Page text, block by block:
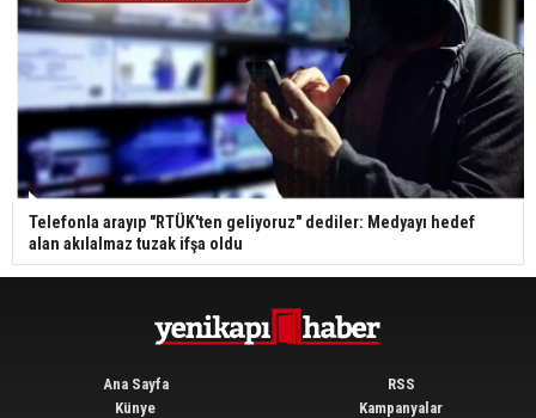
Telefonla arayıp "RTÜK'ten geliyoruz" dediler: Medyayı hedef
alan akılalmaz tuzak ifşa oldu
Ana Sayfa
Künye
RSS
Kampanyalar